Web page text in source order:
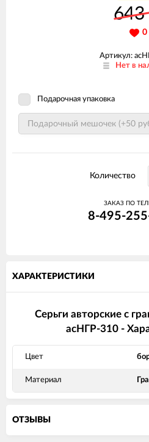
643
0
Артикул:
Нет в
Подарочная упаковка
Количество
ЗАКАЗ ПО
8-495-
ХАРАКТЕРИСТИКИ
Серьги авторские с
асНГР-310 -
Цвет
Материал
ОТЗЫВЫ